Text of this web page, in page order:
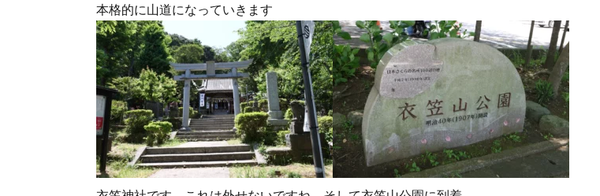
本格的に山道になっていきます